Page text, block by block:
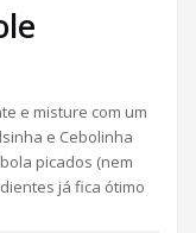
e misture com um
e Cebolinha
picados (nem
já fica ótimo